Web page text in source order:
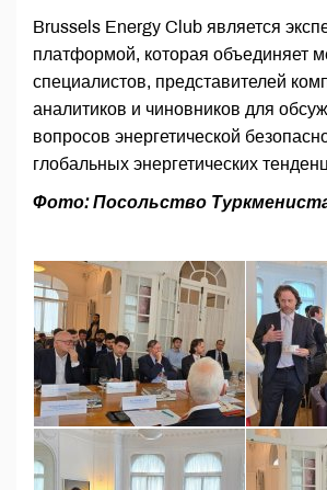
Brussels Energy Club является
платформой, которая объединяет
специалистов, представителей
аналитиков и чиновников для
вопросов энергетической
глобальных энергетических
Фото: Посольство